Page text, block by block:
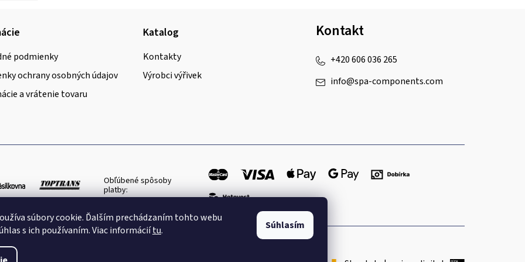
súbory cookie. Ďalším prechádzaním tohto webu
s ich používaním. Viac informáciítu. Súhlasím
podmienky
ochrany osobných údajov
a vrátenie tovaru
Katalog
Kontakty
Výrobci výřivek
Kontakt
info@spa-components.com
+420 606 036 265
Obľúbené spôsoby
platby: